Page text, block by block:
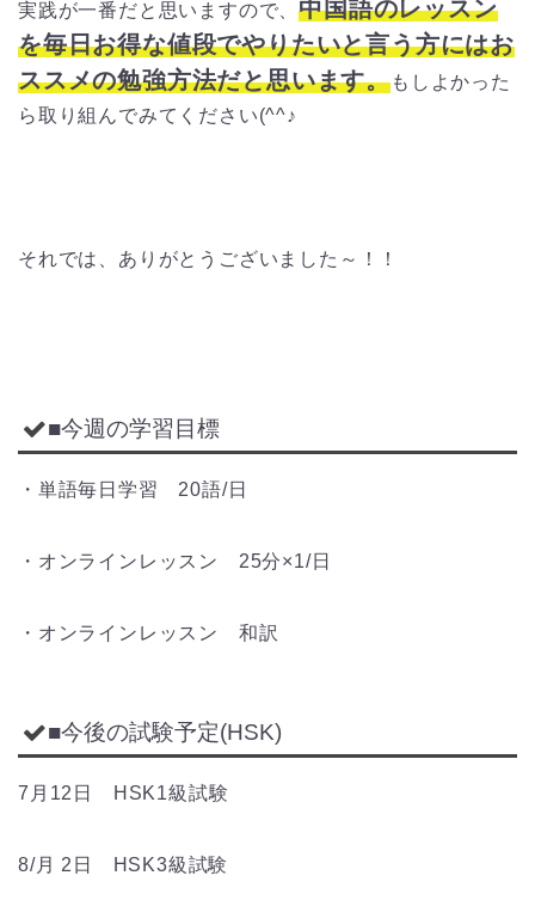
実践が一番だと思いますので、中国語のレッスン
を毎日お得な値段でやりたいと言う方にはお
ススメの勉強方法だと思います。もしよかった
ら取り組んでみてください(^^♪
それでは、ありがとうございました～！！
■今週の学習目標
・単語毎日学習 20語/日
・オンラインレッスン 25分×1/日
・オンラインレッスン 和訳
■今後の試験予定(HSK)
7月12日 HSK1級試験
8/月 2日 HSK3級試験